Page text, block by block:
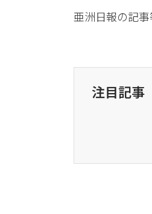
亜洲日報の記
注目記事